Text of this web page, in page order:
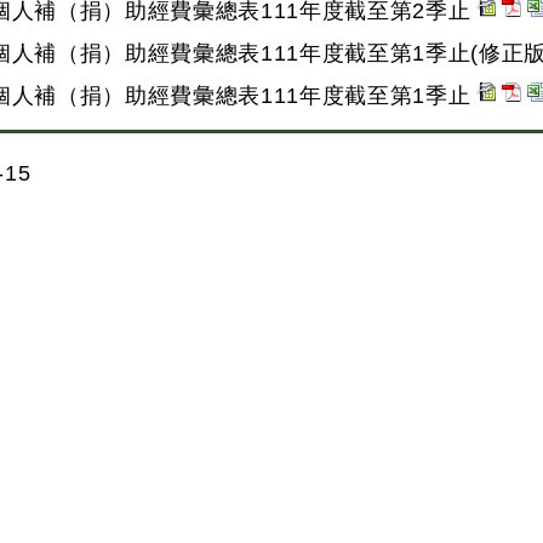
人補（捐）助經費彙總表111年度截至第2季止
人補（捐）助經費彙總表111年度截至第1季止(修正
人補（捐）助經費彙總表111年度截至第1季止
15